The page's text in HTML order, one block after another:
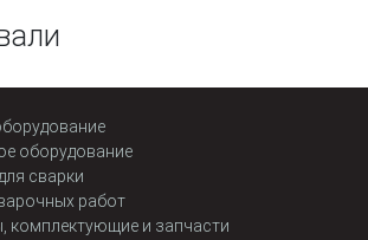
оборудование
сварки
работ
комплектующие и запчасти